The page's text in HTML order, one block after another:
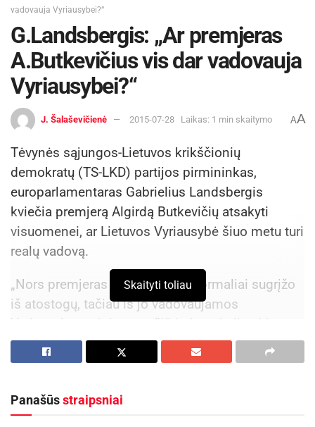
vadovauja Vyriausybei?“
G.Landsbergis: „Ar premjeras
A.Butkevičius vis dar vadovauja
Vyriausybei?“
J. Šalaševičienė 2015-07-28 Laikas: 1 min skaitymo AA
Tėvynės sąjungos-Lietuvos krikščionių
demokratų (TS-LKD) partijos pirmininkas,
europarlamentaras Gabrielius Landsbergis
kviečia premjerą Algirdą Butkevičių atsakyti
visuomenei, ar Lietuvos Vyriausybė šiuo metu turi
realų vadovą.
„Nors premjeras A.Butkevičius formaliai sugrįžo
iš atostogų, tačiau iš jo vadovaujamos
Vyriausybės ministrų požiūrio ir reakcijos į jo
sprendimus, neatrodo, kad dabartinė Vyriausybė
turėtų vadovą. Darbo partijos, tuo metu
kultūros ministras Šarūnas Birutis jau beveik
Skaityti toliau
Panašūsstraipsniai